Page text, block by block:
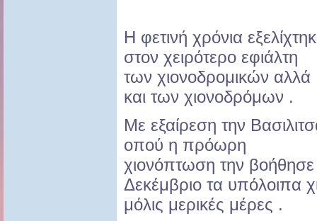
Η φετινή χρόνια
στον χειρότερο εφιάλτη
των χιονοδρομικών αλλά
και των χιονοδρόμων .
Με εξαίρεση την
οπού η πρόωρη
χιονόπτωση την
Δεκέμβριο τα υπόλοιπα
μόλις μερικές μέρες .